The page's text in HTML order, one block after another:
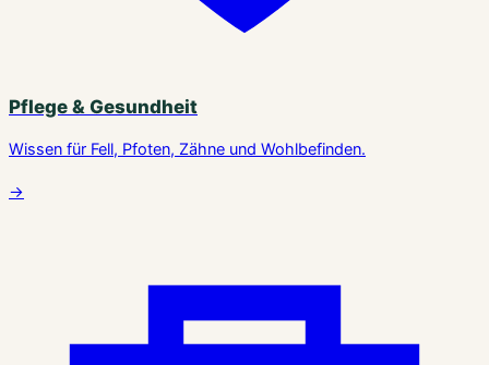
Pflege & Gesundheit
Wissen für Fell, Pfoten, Zähne und Wohlbefinden.
→